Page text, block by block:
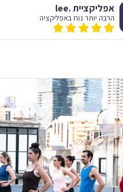
אפליקציית .lee
הרבה יותר נוח באפליקציה